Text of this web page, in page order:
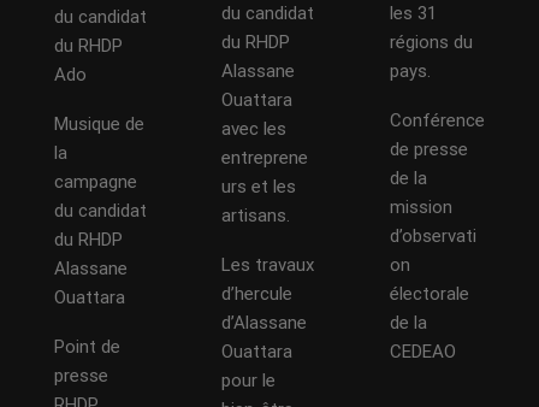
du candidat
du RHDP
Ado
Musique de
la
campagne
du candidat
du RHDP
Alassane
Ouattara
Point de
presse
du candidat
du RHDP
Alassane
Ouattara
avec les
entreprene
urs et les
artisans.
Les travaux
d’hercule
d’Alassane
Ouattara
pour le
les 31
régions du
pays.
Conférence
de presse
de la
mission
d’observati
on
électorale
de la
CEDEAO